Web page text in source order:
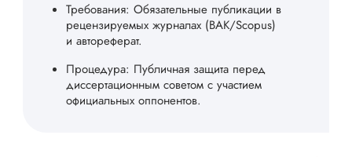
Требования: Обязательные публикации в
рецензируемых журналах (ВАК/Scopus)
и автореферат.
Процедура: Публичная защита перед
диссертационным советом с участием
официальных оппонентов.